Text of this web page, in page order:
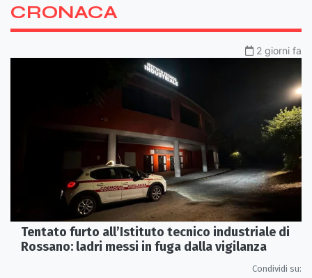
CRONACA
2 giorni fa
Tentato furto all’Istituto tecnico industriale di
Rossano: ladri messi in fuga dalla vigilanza
Condividi su: